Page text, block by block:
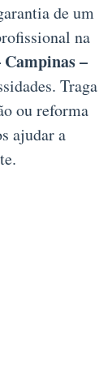
de um
na
–
Traga
ou reforma
ajudar a